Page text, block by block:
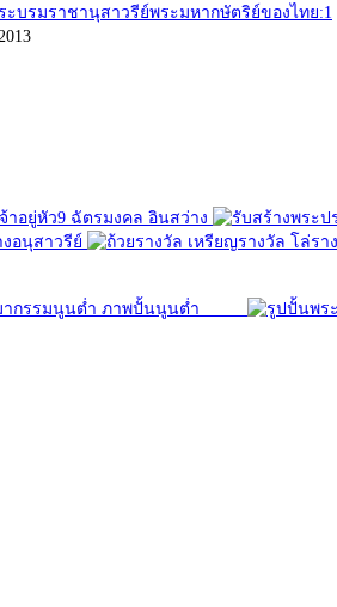
บรมราชานุสาวรีย์พระมหากษัตริย์ของไทย:1